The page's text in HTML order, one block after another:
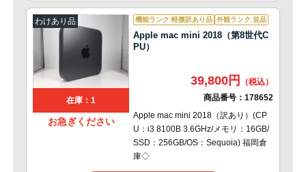
わけあり品
在庫：1
お急ぎください
機能ランク:軽微訳あり品 外観ランク:並品
Apple mac mini 2018（第8世代C
PU）
39,800円
商品番号： 178652
Apple mac mini 2018（訳あり）(CP
U：i3 8100B 3.6GHz/メモリ：16GB/
SSD：256GB/OS：Sequoia) 福岡倉
庫◇